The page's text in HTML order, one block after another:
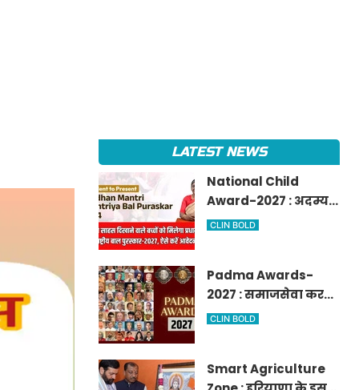
LATEST NEWS
National Child
Award-2027 : अदम्य
साहस दिखाने वाले बच्चों
पुरस्कार-2027, ऐसे करें
आवेदन
CLIN BOLD
Padma Awards-
2027 : समाजसेवा करने
वालों के लिए सुनेहरा
पुरस्कार-2027 के लिए
CLIN BOLD
Smart Agriculture